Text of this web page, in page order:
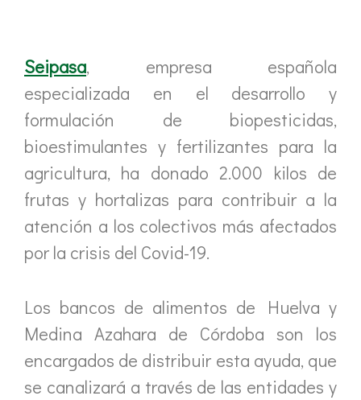
Seipasa, empresa española
especializada en el desarrollo y
formulación de biopesticidas,
bioestimulantes y fertilizantes para la
agricultura, ha donado 2.000 kilos de
frutas y hortalizas para contribuir a la
atención a los colectivos más afectados
por la crisis del Covid-19.
Los bancos de alimentos de Huelva y
Medina Azahara de Córdoba son los
encargados de distribuir esta ayuda, que
se canalizará a través de las entidades y